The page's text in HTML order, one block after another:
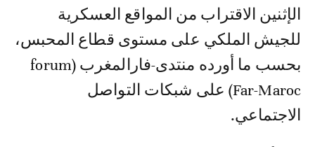
الإثنين الاقتراب من المواقع العسكرية
للجيش الملكي على مستوى قطاع المحبس،
بحسب ما أورده منتدى-فارالمغرب (forum
Far-Maroc) على شبكات التواصل
الاجتماعي.